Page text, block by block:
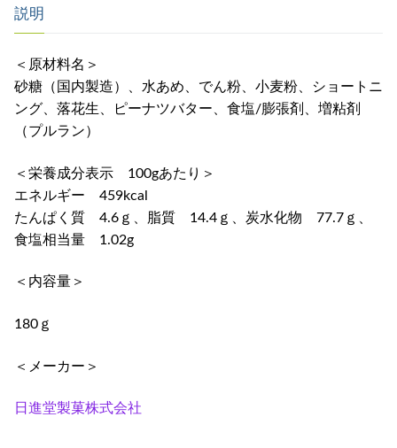
説明
＜原材料名＞
砂糖（国内製造）、水あめ、でん粉、小麦粉、ショートニ
ング、落花生、ピーナツバター、食塩/膨張剤、増粘剤
（プルラン）
＜栄養成分表示 100gあたり＞
エネルギー 459kcal
たんぱく質 4.6ｇ、脂質 14.4ｇ、炭水化物 77.7ｇ、
食塩相当量 1.02g
＜内容量＞
180ｇ
＜メーカー＞
日進堂製菓株式会社